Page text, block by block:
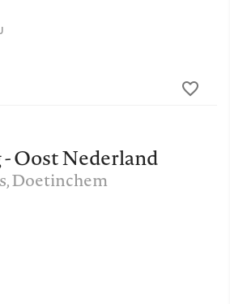
Oost Nederland
, Doetinchem